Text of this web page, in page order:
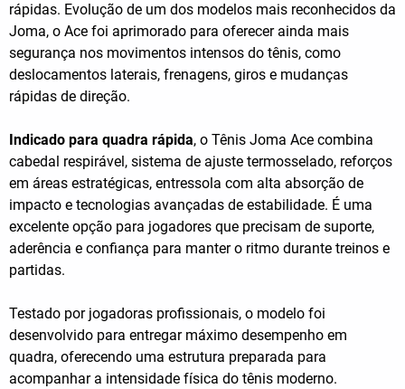
rápidas. Evolução de um dos modelos mais reconhecidos da
Joma, o Ace foi aprimorado para oferecer ainda mais
segurança nos movimentos intensos do tênis, como
deslocamentos laterais, frenagens, giros e mudanças
rápidas de direção.
Indicado para quadra rápida, o Tênis Joma Ace combina
cabedal respirável, sistema de ajuste termosselado, reforços
em áreas estratégicas, entressola com alta absorção de
impacto e tecnologias avançadas de estabilidade. É uma
excelente opção para jogadores que precisam de suporte,
aderência e confiança para manter o ritmo durante treinos e
partidas.
Testado por jogadoras profissionais, o modelo foi
desenvolvido para entregar máximo desempenho em
quadra, oferecendo uma estrutura preparada para
acompanhar a intensidade física do tênis moderno.